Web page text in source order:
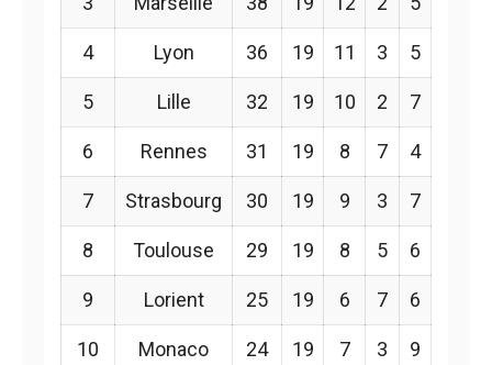
4 Lyon 36 19 11 3 5
5 Lille 32 19 10 2 7
6 Rennes 31 19 8 7 4
7 Strasbourg 30 19 9 3 7
8 Toulouse 29 19 8 5 6
9 Lorient 25 19 6 7 6
10 Monaco 24 19 7 3 9